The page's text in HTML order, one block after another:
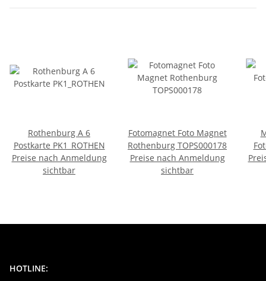
Rothenburg A 6
Postkarte PK1_ROTHEN
Preise nach Anmeldung
sichtbar
Fotomagnet Foto Magnet
Rothenburg TOPS000178
Preise nach Anmeldung
sichtbar
HOTLINE: